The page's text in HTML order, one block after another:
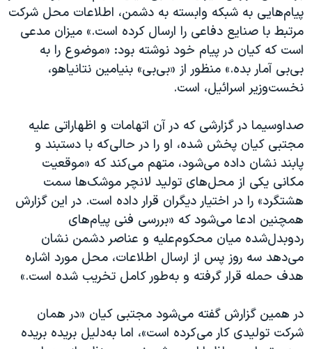
پیام‌هایی به شبکه وابسته به دشمن، اطلاعات محل شرکت
مرتبط با صنایع دفاعی را ارسال کرده است.» میزان مدعی
است که کیان در پیام خود نوشته بود: «موضوع را به
بی‌بی آمار بده.» منظور از «بی‌بی» بنیامین نتانیاهو،
نخست‌وزیر اسرائیل، است.
صداوسیما در گزارشی که در آن اتهامات و اظهاراتی علیه
مجتبی کیان پخش شده، او را در حالی‌که با دستبند و
پابند نشان داده می‌شود، متهم می‌کند که «موقعیت
مکانی یکی از محل‌های تولید لانچر موشک‌ها سمت
هشتگرد» را در اختیار دیگران قرار داده است. در این گزارش
همچنین ادعا می‌شود که «بررسی فنی پیام‌های
ردوبدل‌شده میان محکوم‌علیه و عناصر دشمن نشان
می‌دهد سه روز پس از ارسال اطلاعات، محل مورد اشاره
هدف حمله قرار گرفته و به‌طور کامل تخریب شده است.»
در همین گزارش گفته می‌شود مجتبی کیان «در همان
شرکت تولیدی کار می‌کرده است»، اما به‌دلیل بریده‌ بریده